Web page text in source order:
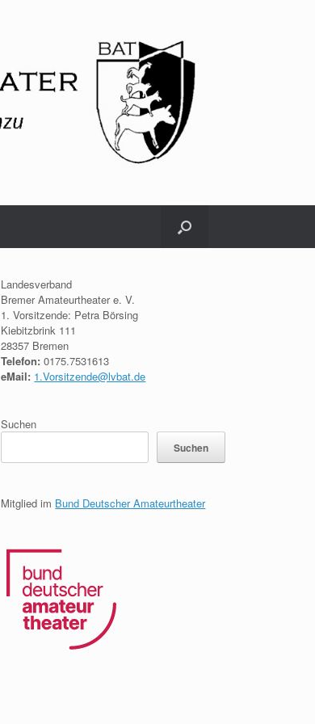
Landesverband
Bremer Amateurtheater e. V.
1. Vorsitzende: Petra Börsing
Kiebitzbrink 111
28357 Bremen
Telefon: 0175.7531613
eMail: 1.Vorsitzende@lvbat.de
Suchen
Suchen
Mitglied im Bund Deutscher Amateurtheater